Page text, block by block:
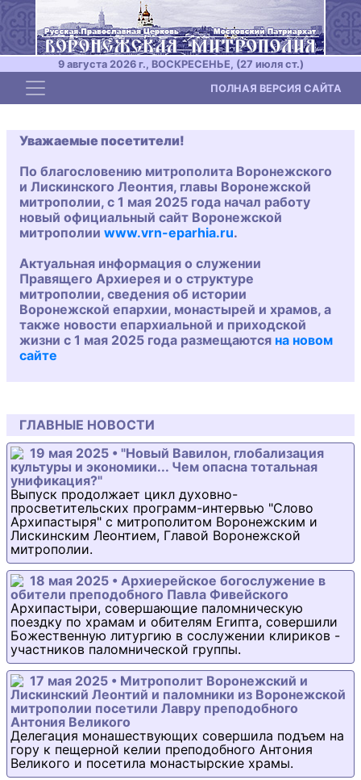
9 августа 2026 г., ВОСКРЕСЕНЬЕ, (27 июля ст.)
Toggle navigation ПОЛНАЯ ВЕРСИЯ САЙТА
Уважаемые посетители!
По благословению митрополита Воронежского
и Лискинского Леонтия, главы Воронежской
митрополии, с 1 мая 2025 года начал работу
новый официальный сайт Воронежской
митрополии www.vrn-eparhia.ru.
Актуальная информация о служении
Правящего Архиерея и о структуре
митрополии, сведения об истории
Воронежской епархии, монастырей и храмов, а
также новости епархиальной и приходской
жизни с 1 мая 2025 года размещаются на новом
сайте
ГЛАВНЫЕ НОВОСТИ
19 мая 2025 • "Новый Вавилон, глобализация
культуры и экономики... Чем опасна тотальная
унификация?"
Выпуск продолжает цикл духовно-
просветительских программ-интервью "Слово
Архипастыря" с митрополитом Воронежским и
Лискинским Леонтием, Главой Воронежской
митрополии.
18 мая 2025 • Архиерейское богослужение в
обители преподобного Павла Фивейского
Архипастыри, совершающие паломническую
поездку по храмам и обителям Египта, совершили
Божественную литургию в сослужении клириков -
участников паломнической группы.
17 мая 2025 • Митрополит Воронежский и
Лискинский Леонтий и паломники из Воронежской
митрополии посетили Лавру преподобного
Антония Великого
Делегация монашествующих совершила подъем на
гору к пещерной келии преподобного Антония
Великого и посетила монастырские храмы.